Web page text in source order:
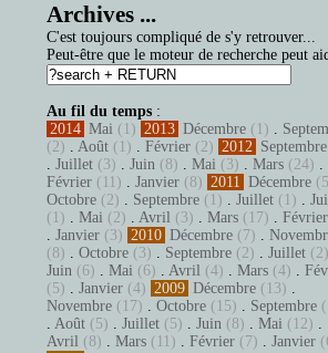
Archives ...
C'est toujours compliqué de s'y retrouver...
Peut-être que le moteur de recherche peut
Au fil du temps :
2014 Mai (1) 2013 Décembre (1) .
(2) . Août (1) . Février (2) 2012 Septembre
. Juillet (3) . Juin (8) . Mai (3) . Mars (24) .
Février (11) . Janvier (8) 2011 Décembre
Octobre (2) . Septembre (1) . Juillet (1) .
(1) . Mai (2) . Avril (3) . Mars (17) . Février
. Janvier (3) 2010 Décembre (7) .
(8) . Octobre (3) . Septembre (2) . Juillet (2)
Juin (6) . Mai (6) . Avril (4) . Mars (4) .
(5) . Janvier (4) 2009 Décembre (13) .
Novembre (17) . Octobre (15) . Septembre
. Août (5) . Juillet (5) . Juin (8) . Mai (12) .
Avril (8) . Mars (11) . Février (7) . Janvier